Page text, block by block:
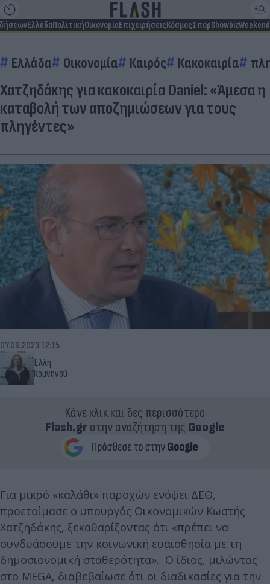
ΕλλάδαΠολιτικήΟικονομίαΕπιχειρήσειςΚόσμοςΣπορShowbizWeekend
Ελλάδα Οικονομία Καιρός Κακοκαιρία
Χατζηδάκης για κακοκαιρία Daniel: «Άμεσα η
καταβολή των αποζημιώσεων για τους
πληγέντες»
Έλλη
Κομνηνού
07.09.2023 12:15
Κάνε κλικ και δες περισσότερο
Flash.grστην αναζήτηση της Google
Για μικρό «καλάθι» παροχών ενόψει ΔΕΘ,
προετοίμασε ο υπουργός Οικονομικών Κωστής
Χατζηδάκης, ξεκαθαρίζοντας ότι «πρέπει να
συνδυάσουμε την κοινωνική ευαισθησία με τη
δημοσιονομική σταθερότητα». Ο ίδιος, μιλώντας
στο MEGA, διαβεβαίωσε ότι οι διαδικασίες για την